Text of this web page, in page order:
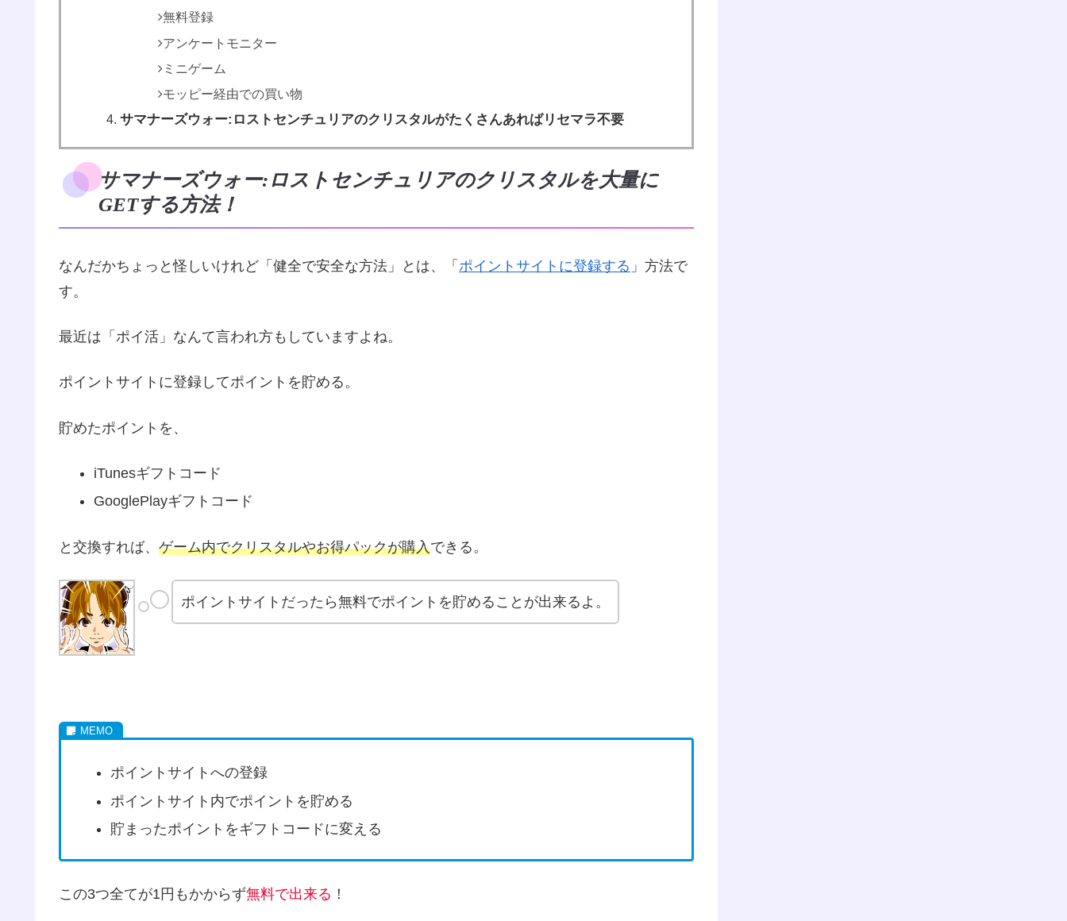
無料登録
アンケートモニター
ミニゲーム
モッピー経由での買い物
サマナーズウォー:ロストセンチュリアのクリスタルがたくさんあればリセマラ不要
サマナーズウォー:ロストセンチュリアのクリスタルを大量に
GETする方法！
なんだかちょっと怪しいけれど「健全で安全な方法」とは、「 ポイントサイトに登録する 」方法で
す。
最近は「ポイ活」なんて言われ方もしていますよね。
ポイントサイトに登録してポイントを貯める。
貯めたポイントを、
iTunesギフトコード
GooglePlayギフトコード
と交換すれば、 ゲーム内でクリスタルやお得パックが購入できる。
ポイントサイトだったら無料でポイントを貯めることが出来るよ。
ポイントサイトへの登録
ポイントサイト内でポイントを貯める
貯まったポイントをギフトコードに変える
この3つ全てが1円もかからず無料で出来る ！